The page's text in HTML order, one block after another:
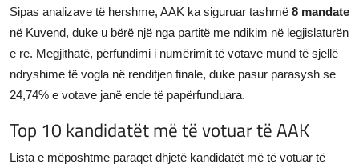
Sipas analizave të hershme, AAK ka siguruar tashmë 8 mandate
në Kuvend, duke u bërë një nga partitë me ndikim në legjislaturën
e re. Megjithatë, përfundimi i numërimit të votave mund të sjellë
ndryshime të vogla në renditjen finale, duke pasur parasysh se
24,74% e votave janë ende të papërfunduara.
Top 10 kandidatët më të votuar të AAK
Lista e mëposhtme paraqet dhjetë kandidatët më të votuar të